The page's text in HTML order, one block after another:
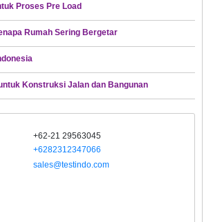
Proses Pre Load
Rumah Sering Bergetar
Konstruksi Jalan dan Bangunan
+62-21 29563045
+6282312347066
sales@testindo.com